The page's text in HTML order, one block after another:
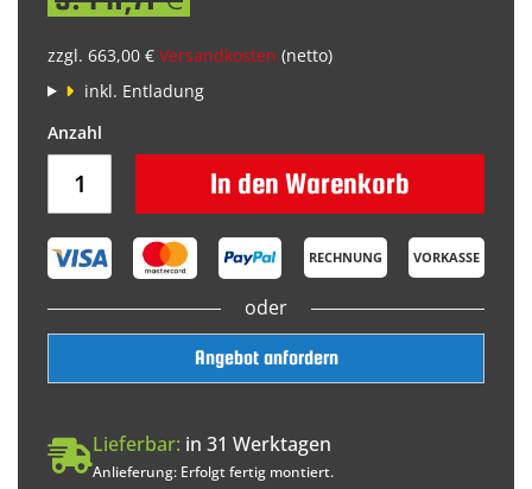
zzgl. 663,00 € Versandkosten (netto)
inkl. Entladung
In den Warenkorb
RECHNUNG VORKASSE
oder
Angebot anfordern
Lieferbar: in 31 Werktagen
Anlieferung: Erfolgt fertig montiert.